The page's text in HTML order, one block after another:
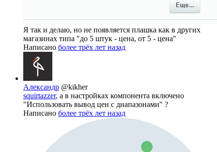
Я так и делаю, но не появляется плашка как в других
магазинах типа "до 5 штук - цена, от 5 - цена"
Написано более трёх лет назад
Александр @kikher
squirtazzer, а в настройках компонента включено
"Использовать вывод цен с диапазонами" ?
Написано более трёх лет назад